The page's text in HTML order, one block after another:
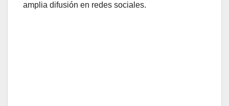
amplia difusión en redes sociales.